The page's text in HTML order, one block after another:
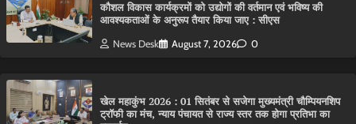
कौशल विकास कार्यक्रमों को उद्योगों की वर्तमान एवं भविष्य की
आवश्यकताओं के अनुरूप तैयार किया जाए : सीएस
News Desk August 7, 2026 0
खेल महाकुंभ 2026 : 01 सितंबर से सजेगा मुख्यमंत्री चौम्पियनशिप
ट्रॉफी का मंच, न्याय पंचायत से राज्य स्तर तक होगा प्रतिभा का